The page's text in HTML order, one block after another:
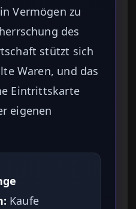
Vermögen zu
des
stützt sich
Waren, und das
Eintrittskarte
eigenen
Kaufe